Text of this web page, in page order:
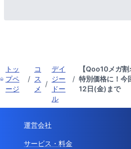
トッ
プペ
ージ
/
コ
ス
メ
/
デイ
ジー
ドー
ル
/
【Qoo10メガ
特別価格に！今
12日(金)まで
運営会社
サービス・料金